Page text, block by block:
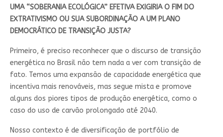
UMA “SOBERANIA ECOLÓGICA” EFETIVA EXIGIRIA O FIM DO
EXTRATIVISMO OU SUA SUBORDINAÇÃO A UM PLANO
DEMOCRÁTICO DE TRANSIÇÃO JUSTA?
Primeiro, é preciso reconhecer que o discurso de transição
energética no Brasil não tem nada a ver com transição de
fato. Temos uma expansão de capacidade energética que
incentiva mais renováveis, mas segue mista e promove
alguns dos piores tipos de produção energética, como o
caso do uso de carvão prolongado até 2040.
Nosso contexto é de diversificação de portfólio de